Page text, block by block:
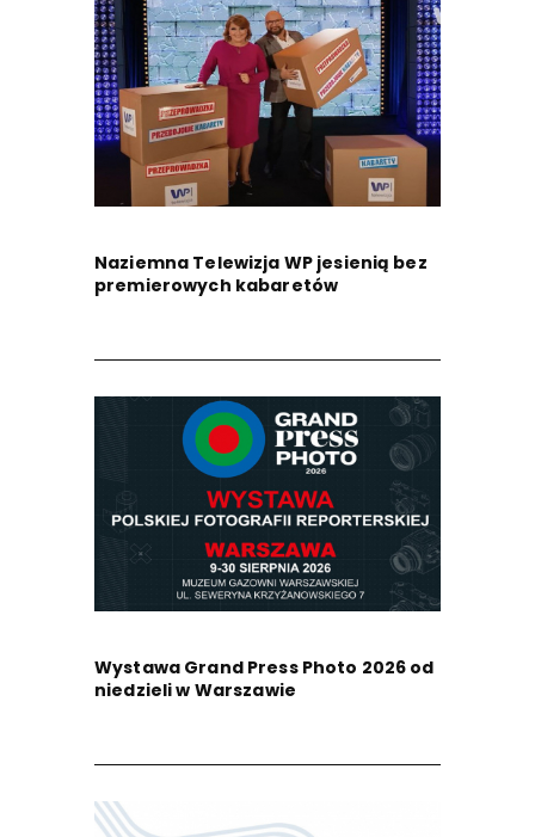
Naziemna Telewizja WP jesienią bez
premierowych kabaretów
Wystawa Grand Press Photo 2026 od
niedzieli w Warszawie